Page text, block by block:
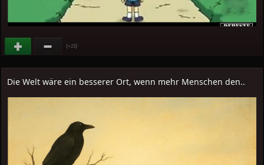
(+23)
Die Welt wäre ein besserer Ort, wenn mehr Menschen den..